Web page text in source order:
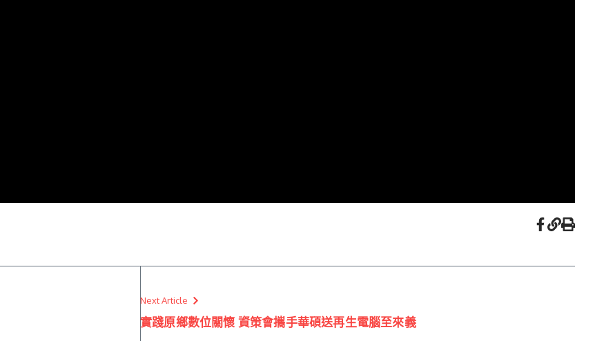
Next Article
實踐原鄉數位關懷 資策會攜手華碩送再生電腦至來義